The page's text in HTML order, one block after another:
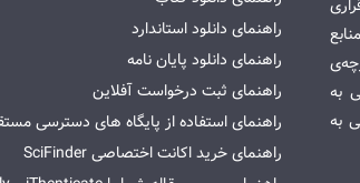
به
به
راهنمای دانلود استاندارد
راهنمای دانلود پایان نامه
راهنمای ثبت درخواست آفلاین
راهنمای استفاده از پایگاه های دسترسی
راهنمای خرید اکانت اختصاصی SciFinder